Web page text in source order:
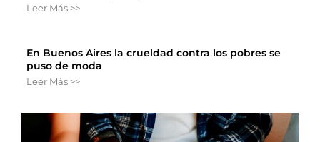
Leer Más >>
En Buenos Aires la crueldad contra los pobres se
puso de moda
Leer Más >>